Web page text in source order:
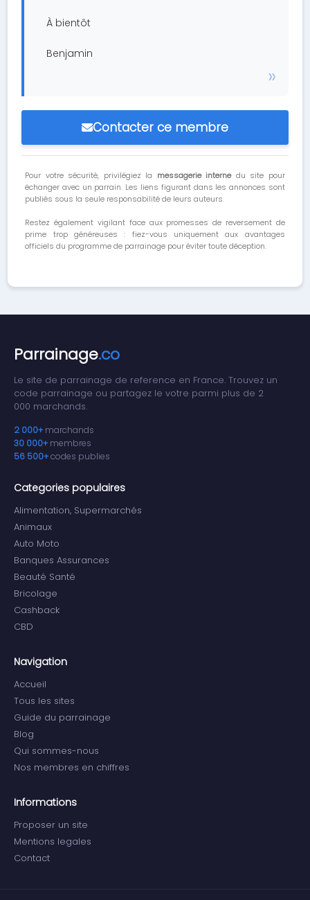
À bientôt
Benjamin
Contacter ce membre
Pour votre sécurité, privilégiez la messagerie internedu site pour
échanger avec un parrain. Les liens figurant dans les annonces sont
publiés sous la seule responsabilité de leurs auteurs.
Restez également vigilant face aux promesses de reversement de
prime trop généreuses : fiez-vous uniquement aux avantages
officiels du programme de parrainage pour éviter toute déception.
Parrainage.co
Le site de parrainage de reference en France. Trouvez un
code parrainage ou partagez le votre parmi plus de 2
000 marchands.
2 000+ marchands
30 000+ membres
56 500+codes publies
Categories populaires
Alimentation, Supermarchés
Animaux
Auto Moto
Banques Assurances
Beauté Santé
Bricolage
Cashback
CBD
Navigation
Accueil
Tous les sites
Guide du parrainage
Blog
Qui sommes-nous
Nos membres en chiffres
Informations
Proposer un site
Mentions legales
Contact